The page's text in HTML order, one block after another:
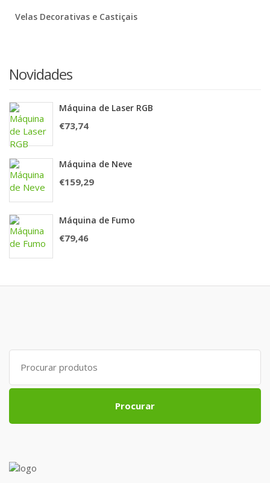
Velas Decorativas e Castiçais
Novidades
Máquina de Laser RGB
€73,74
Máquina de Neve
€159,29
Máquina de Fumo
€79,46
Search
for:
Procurar